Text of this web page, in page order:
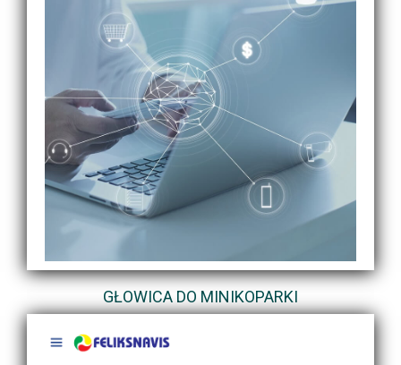
GŁOWICA DO MINIKOPARKI